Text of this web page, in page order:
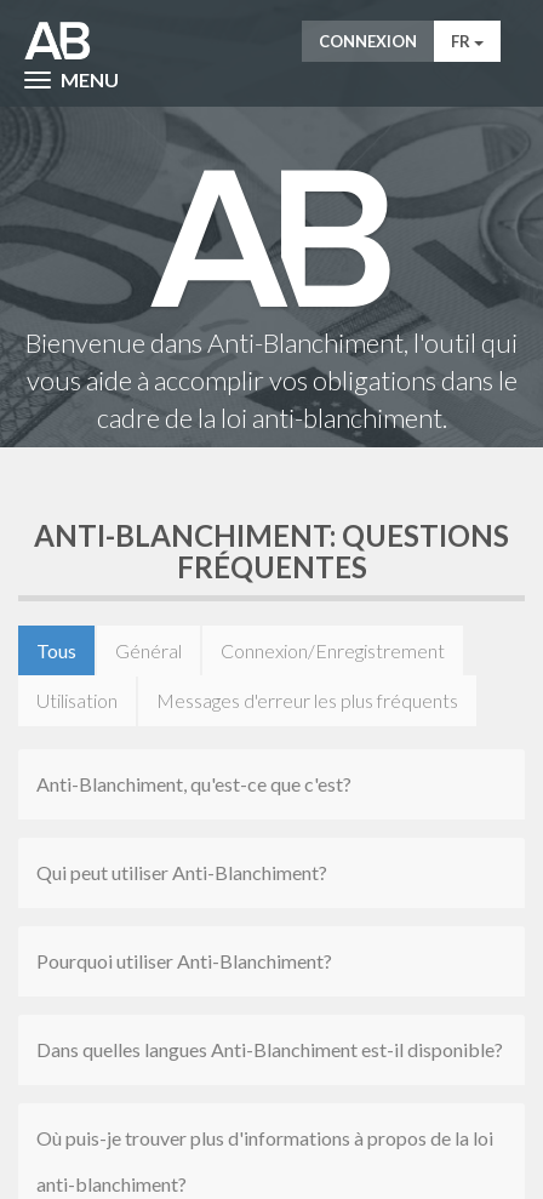
MENU
CONNEXION FR
Bienvenue dans Anti-Blanchiment, l'outil qui
vous aide à accomplir vos obligations dans le
cadre de la loi anti-blanchiment.
ANTI-BLANCHIMENT: QUESTIONS
FRÉQUENTES
Tous Général Connexion/Enregistrement
Utilisation Messages d'erreur les plus fréquents
Anti-Blanchiment, qu'est-ce que c'est?
Qui peut utiliser Anti-Blanchiment?
Pourquoi utiliser Anti-Blanchiment?
Dans quelles langues Anti-Blanchiment est-il disponible?
Où puis-je trouver plus d'informations à propos de la loi
anti-blanchiment?